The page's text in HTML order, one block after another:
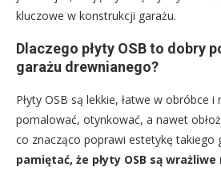
kluczowe w konstrukcji garażu.
Dlaczego płyty OSB to dobry
garażu drewnianego?
Płyty OSB są lekkie, łatwe w obróbce
pomalować, otynkować, a nawet
co znacząco poprawi estetykę takiego
pamiętać, że płyty OSB są